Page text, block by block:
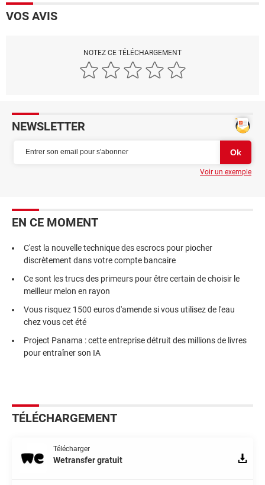
VOS AVIS
NOTEZ CE TÉLÉCHARGEMENT
NEWSLETTER
Voir un exemple
EN CE MOMENT
C'est la nouvelle technique des escrocs pour piocher
discrètement dans votre compte bancaire
Ce sont les trucs des primeurs pour être certain de choisir le
meilleur melon en rayon
Vous risquez 1500 euros d'amende si vous utilisez de l'eau
chez vous cet été
Project Panama : cette entreprise détruit des millions de livres
pour entraîner son IA
TÉLÉCHARGEMENT
Télécharger
Wetransfer gratuit